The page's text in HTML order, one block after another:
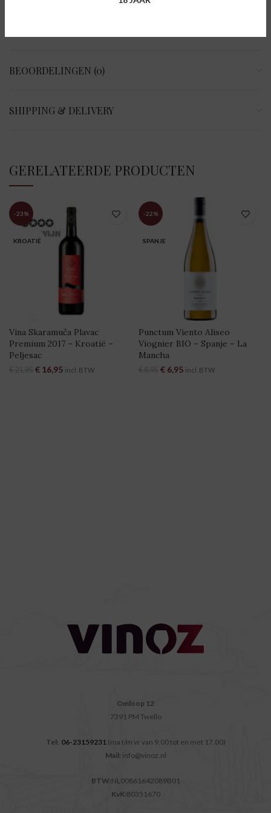
BEOORDELINGEN (0)
SHIPPING & DELIVERY
GERELATEERDE PRODUCTEN
-23%
KROATIË
Vina Skaramuča Plavac
Premium 2017 – Kroatië –
Peljesac
Oorspronkelijke prijs was:
€ 16,95 Huidige prijs is:
incl. BTW
-22%
SPANJE
Punctum Viento Aliseo
Viognier BIO – Spanje – La
Mancha
Oorspronkelijke prijs was:
€ 6,95 Huidige prijs is:
incl. BTW
Omloop 12
7391 PM Twello
Tel: 06-23159231 (ma t/m vr van 9.00 tot en met 17.00)
Mail: info@vinoz.nl
BTW:NL00861642089B01
KvK:80351670